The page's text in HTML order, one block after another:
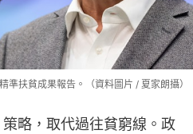
準扶貧成果報告。（資料圖片 / 夏家朗攝）
略，取代過往貧窮線。政